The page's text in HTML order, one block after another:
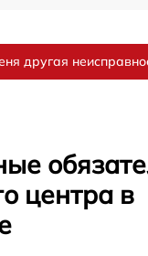
другая
центра в